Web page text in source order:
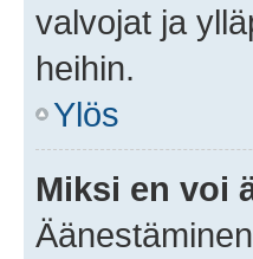
valvojat ja
heihin.
Ylös
Miksi en voi